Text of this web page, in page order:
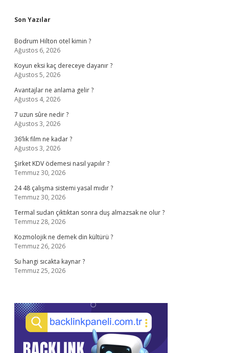
Sidebar
Son Yazılar
Bodrum Hilton otel kimin ?
Ağustos 6, 2026
Koyun eksi kaç dereceye dayanır ?
Ağustos 5, 2026
Avantajlar ne anlama gelir ?
Ağustos 4, 2026
7 uzun sûre nedir ?
Ağustos 3, 2026
36’lık film ne kadar ?
Ağustos 3, 2026
Şirket KDV ödemesi nasıl yapılır ?
Temmuz 30, 2026
24 48 çalışma sistemi yasal mıdır ?
Temmuz 30, 2026
Termal sudan çıktıktan sonra duş almazsak ne olur ?
Temmuz 28, 2026
Kozmolojik ne demek din kültürü ?
Temmuz 26, 2026
Su hangi sıcakta kaynar ?
Temmuz 25, 2026